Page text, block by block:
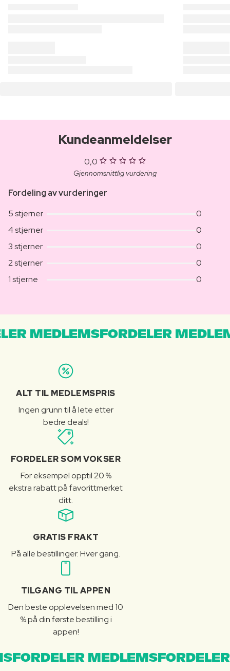
Kundeanmeldelser
0,0
Gjennomsnittlig vurdering
Fordeling av vurderinger
5 stjerner
0
4 stjerner
0
3 stjerner
0
2 stjerner
0
1 stjerne
0
MEDLEMSFORDELER
ALT TIL MEDLEMSPRIS
Ingen grunn til å lete etter
bedre deals!
FORDELER SOM VOKSER
For eksempel opptil 20 %
ekstra rabatt på favorittmerket
ditt.
GRATIS FRAKT
På alle bestillinger. Hver gang.
TILGANG TIL APPEN
Den beste opplevelsen med 10
% på din første bestilling i
appen!